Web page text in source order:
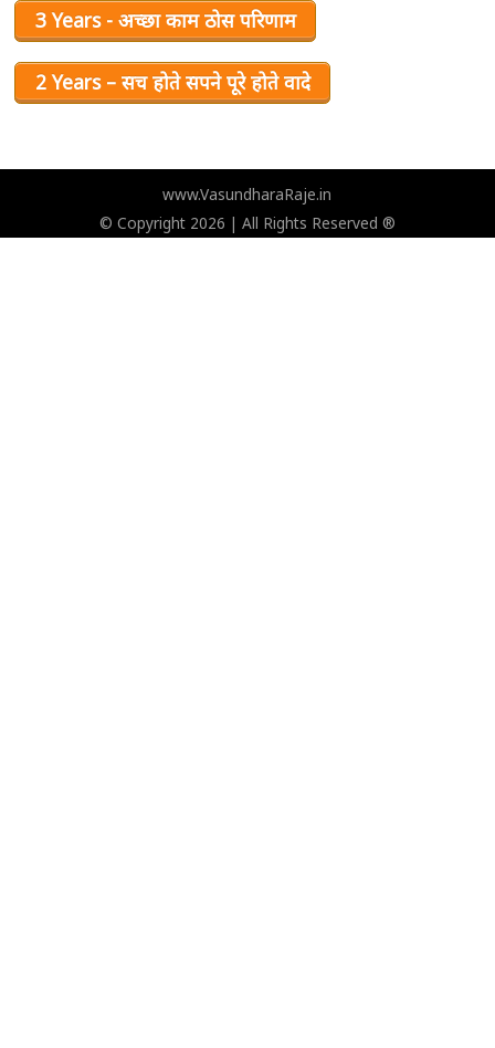
3 Years - अच्छा काम ठोस परिणाम
2 Years – सच होते सपने पूरे होते वादे
www.VasundharaRaje.in
© Copyright 2026 | All Rights Reserved ®